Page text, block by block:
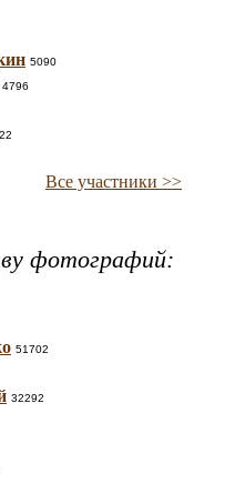
5090
4796
Все участники >>
фотографий:
51702
32292